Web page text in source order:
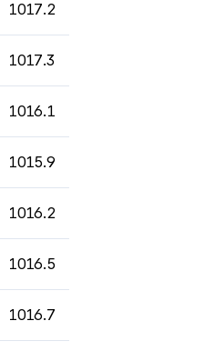
1017.2
1017.3
1016.1
1015.9
1016.2
1016.5
1016.7